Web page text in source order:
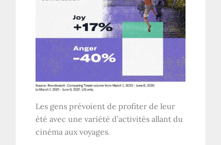
Les gens prévoient de profiter de leur
été avec une variété d’activités allant du
cinéma aux voyages.